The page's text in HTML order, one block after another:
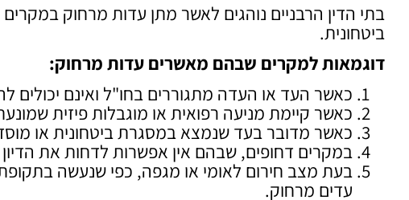
בתי הדין הרבניים נוהגים לאשר מתן עדות מרחוק
ביטחונית.
דוגמאות למקרים שבהם מאשרים עדות מרחוק:
כאשר העד או העדה מתגוררים בחו"ל ואינם יכולים
כאשר קיימת מניעה רפואית או מוגבלות פיזית
כאשר מדובר בעד שנמצא במסגרת ביטחונית או
במקרים דחופים, שבהם אין אפשרות לדחות את
בעת מצב חירום לאומי או מגפה, כפי שנעשה
עדים מרחוק.